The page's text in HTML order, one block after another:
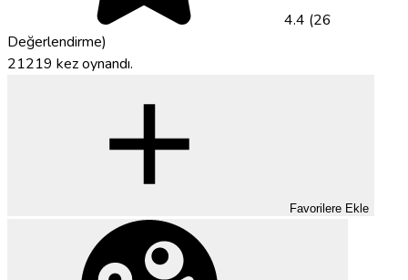
4.4 (26
Değerlendirme)
21219 kez oynandı.
Favorilere Ekle